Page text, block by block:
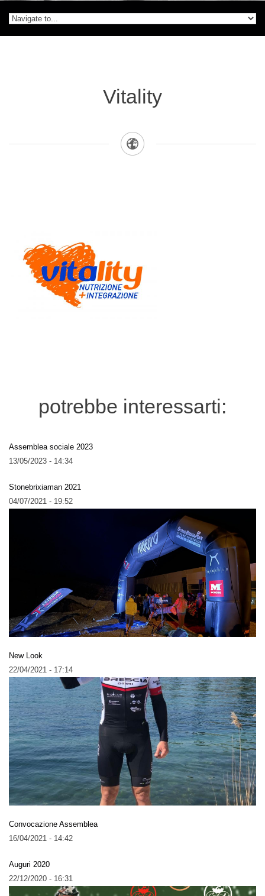
Vitality
potrebbe interessarti:
Assemblea sociale 2023
13/05/2023 - 14:34
Stonebrixiaman 2021
04/07/2021 - 19:52
New Look
22/04/2021 - 17:14
Convocazione Assemblea
16/04/2021 - 14:42
Auguri 2020
22/12/2020 - 16:31